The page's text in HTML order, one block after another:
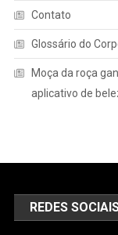
Contato
Glossário do
Moça da roça
aplicativo de
REDES